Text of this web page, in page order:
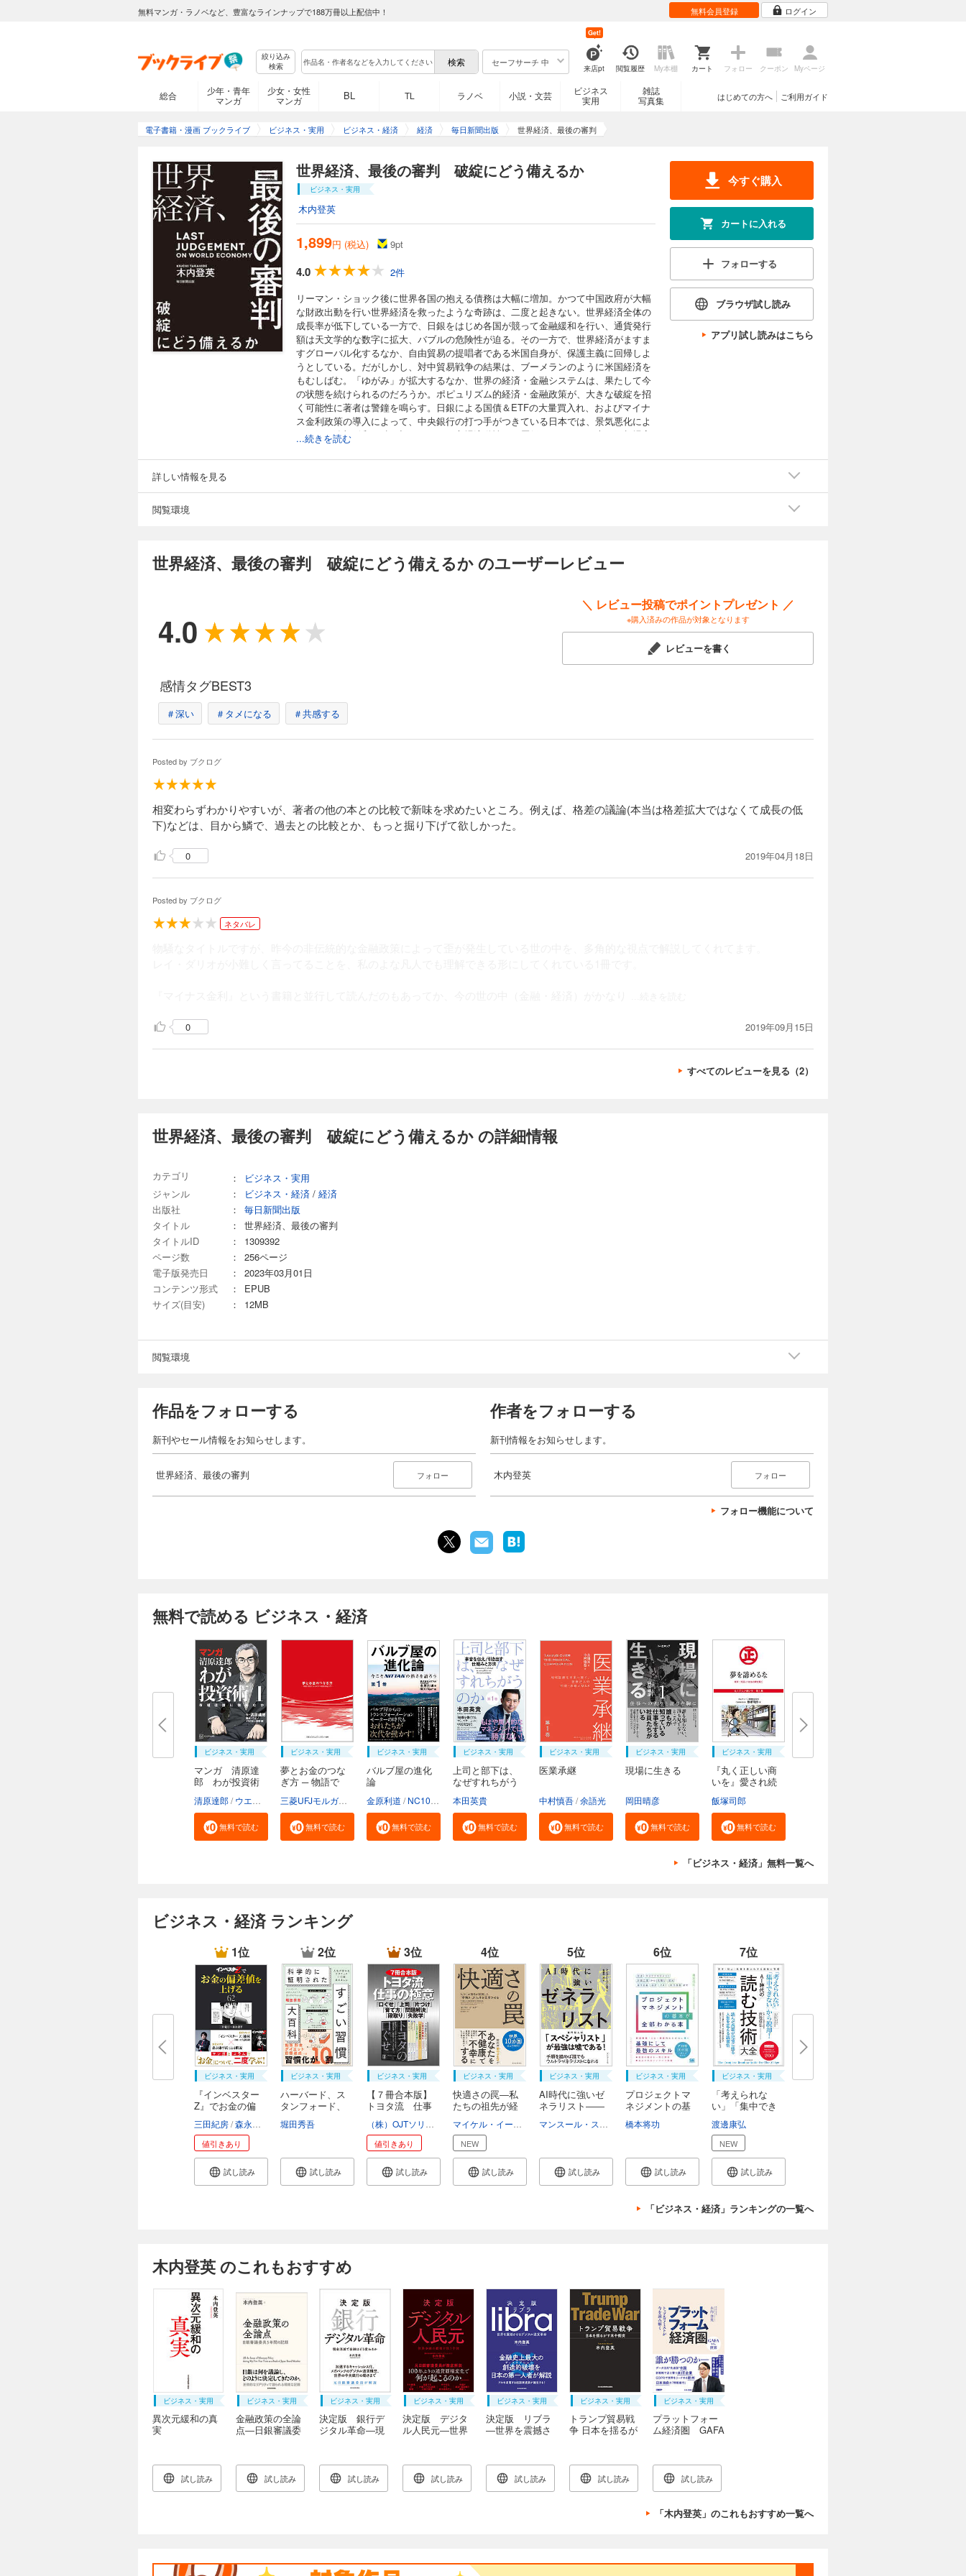
無料マンガ・ラノベなど、豊富なラインナップで188万冊以上配信中！ 無料会員登録 ログイン
絞り込み
検索
セーフサーチ 中
来店pt
Get!
閲覧履歴 My本棚 カート フォロー クーポン Myページ
総合
少年・青年
マンガ
少女・女性
マンガ
BL TL ラノベ 小説・文芸
ビジネス
実用
雑誌
写真集
ご利用ガイド
はじめての方へ
電子書籍・漫画 ブックライブ ビジネス・実用 ビジネス・経済 経済 毎日新聞出版 世界経済、最後の審判
世界経済、最後の審判 破綻にどう備えるか
ビジネス・実用
木内登英
1,899円 (税込) 9pt
4.0
2件
リーマン・ショック後に世界各国の抱える債務は大幅に増加。かつて中国政府が大幅
な財政出動を行い世界経済を救ったような奇跡は、二度と起きない。世界経済全体の
成長率が低下している一方で、日銀をはじめ各国が競って金融緩和を行い、通貨発行
額は天文学的な数字に拡大、バブルの危険性が迫る。その一方で、世界経済がますま
すグローバル化するなか、自由貿易の提唱者である米国自身が、保護主義に回帰しよ
うとしている。だがしかし、対中貿易戦争の結果は、ブーメランのように米国経済を
もむしばむ。「ゆがみ」が拡大するなか、世界の経済・金融システムは、果たして今
の状態を続けられるのだろうか。ポピュリズム的経済・金融政策が、大きな破綻を招
く可能性に著者は警鐘を鳴らす。日銀による国債＆ETFの大量買入れ、およびマイナ
ス金利政策の導入によって、中央銀行の打つ手がつきている日本では、景気悪化によ
り日銀が追加緩和に踏み切ることで、市場流動性が一層低下し、それが大きな相場変
動のきっかけとなりかねない。貿易戦争の拡大、およびトランプ政権のポピュリズム
的政策が双子の赤字問題を再燃させているアメリカでは、覇権のゆらぎによるペトロ
る。政府債務を海外の米国債需要によって無限にファイナンスしつづけるという錬金
てアベノミクスに反対票を投じつづけた著者が、世界経済の行く末を占う。
...続きを読む
今すぐ購入
カートに入れる
フォローする
ブラウザ試し読み
アプリ試し読みはこちら
詳しい情報を見る
閲覧環境
世界経済、最後の審判 破綻にどう備えるか のユーザーレビュー
4.0
＼ レビュー投稿でポイントプレゼント ／
※購入済みの作品が対象となります
レビューを書く
感情タグBEST3
＃深い ＃タメになる ＃共感する
Posted by ブクログ
相変わらずわかりやすいが、著者の他の本との比較で新味を求めたいところ。例えば、格差の議論(本当は格差拡大ではなくて成長の低
下)などは、目から鱗で、過去との比較とか、もっと掘り下げて欲しかった。
0 2019年04月18日
Posted by ブクログ
ネタバレ
0 2019年09月15日
すべてのレビューを見る（2）
世界経済、最後の審判 破綻にどう備えるか の詳細情報
カテゴリ ：
ビジネス・実用
ジャンル
： ビジネス・経済 / 経済
出版社
：
毎日新聞出版
タイトル
：
世界経済、最後の審判
タイトルID
：
1309392
ページ数
：
256ページ
電子版発売日
：
2023年03月01日
コンテンツ形式
：
EPUB
サイズ(目安)
： 12MB
閲覧環境
作品をフォローする
新刊やセール情報をお知らせします。
世界経済、最後の審判 フォロー
作者をフォローする
新刊情報をお知らせします。
木内登英 フォロー
フォロー機能について
無料で読める ビジネス・経済
ビジネス・実用
マンガ 清原達
郎 わが投資術
清原達郎 ウエノ 河野慶
無料で読む
ビジネス・実用
夢とお金のつな
ぎ方 ─ 物語で
無料で読む
ビジネス・実用
バルブ屋の進化
論
金原利道 NC10Team
無料で読む
ビジネス・実用
上司と部下は、
なぜすれちがう
本田英貴
無料で読む
ビジネス・実用
医業承継
中村慎吾 余語光
無料で読む
ビジネス・実用
現場に生きる
岡田晴彦
無料で読む
ビジネス・実用
『丸く正しい商
いを』愛され続
飯塚司郎
無料で読む
「ビジネス・経済」無料一覧へ
ビジネス・経済 ランキング
1位
ビジネス・実用
『インベスター
Z』でお金の偏
三田紀房 森永康平
値引きあり
試し読み
2位
ビジネス・実用
ハーバード、ス
タンフォード、
堀田秀吾
試し読み
3位
ビジネス・実用
【７冊合本版】
トヨタ流 仕事
値引きあり
試し読み
4位
ビジネス・実用
快適さの罠―私
たちの祖先が経
須川綾子
NEW
試し読み
5位
ビジネス・実用
AI時代に強いゼ
ネラリスト――
斎藤栄一郎
試し読み
6位
ビジネス・実用
プロジェクトマ
ネジメントの基
橋本将功
試し読み
7位
ビジネス・実用
「考えられな
い」「集中でき
渡邊康弘
NEW
試し読み
「ビジネス・経済」ランキングの一覧へ
木内登英 のこれもおすすめ
ビジネス・実用
異次元緩和の真
実
試し読み
ビジネス・実用
金融政策の全論
点―日銀審議委
試し読み
ビジネス・実用
決定版 銀行デ
ジタル革命―現
試し読み
ビジネス・実用
決定版 デジタ
ル人民元―世界
試し読み
ビジネス・実用
決定版 リブラ
―世界を震撼さ
試し読み
ビジネス・実用
トランプ貿易戦
争 日本を揺るが
試し読み
ビジネス・実用
プラットフォー
ム経済圏 GAFA
試し読み
「木内登英」のこれもおすすめ一覧へ